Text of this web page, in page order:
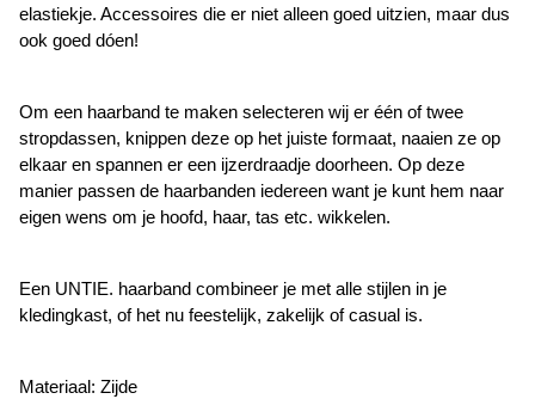
elastiekje. Accessoires die er niet alleen goed uitzien, maar dus
ook goed dóen!
Om een haarband te maken selecteren wij er één of twee
stropdassen, knippen deze op het juiste formaat, naaien ze op
elkaar en spannen er een ijzerdraadje doorheen. Op deze
manier passen de haarbanden iedereen want je kunt hem naar
eigen wens om je hoofd, haar, tas etc. wikkelen.
Een UNTIE. haarband combineer je met alle stijlen in je
kledingkast, of het nu feestelijk, zakelijk of casual is.
Materiaal: Zijde